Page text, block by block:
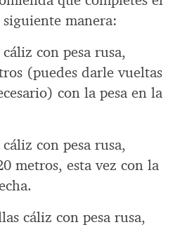
manera:
con pesa rusa,
(puedes darle vueltas
con la pesa en la
con pesa rusa,
metros, esta vez con la
cáliz con pesa rusa,